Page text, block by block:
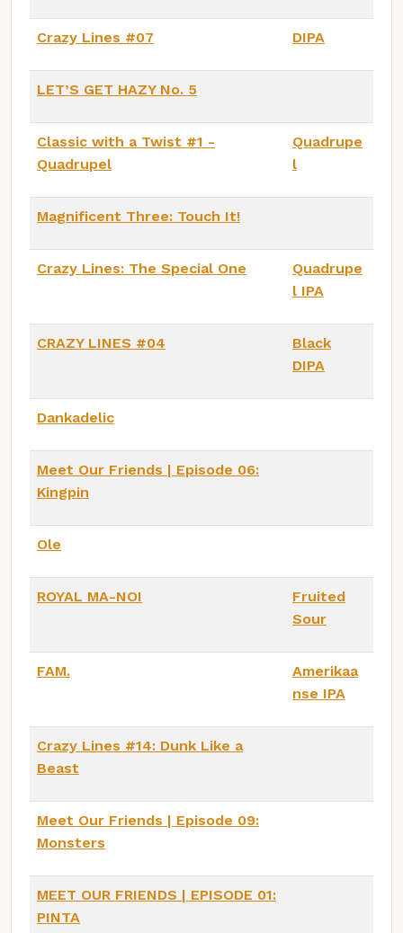
Crazy Lines #07 DIPA
LET’S GET HAZY No. 5
Classic with a Twist #1 -
Quadrupel
Quadrupe
l
Magnificent Three: Touch It!
Crazy Lines: The Special One
Quadrupe
l IPA
CRAZY LINES #04
Black
DIPA
Dankadelic
Meet Our Friends | Episode 06:
Kingpin
Ole
ROYAL MA-NOI
Fruited
Sour
FAM.
Amerikaa
nse IPA
Crazy Lines #14: Dunk Like a
Beast
Meet Our Friends | Episode 09:
Monsters
MEET OUR FRIENDS | EPISODE 01:
PINTA